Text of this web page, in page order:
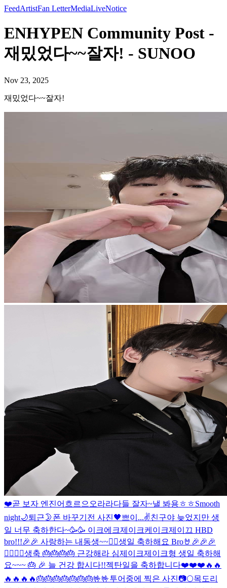
FeedArtistFan LetterMediaLiveNotice
ENHYPEN Community Post -
재밌었다~~잘자! - SUNOO
Nov 23, 2025
재밌었다~~잘자!
❤️곧 보자 엔진어흐르으오라라다들 잘자~낼 봐용ㅎㅎSmooth
night🌙퇴근🌛 폰 바꾸기전 사진🖤 쁘이...✌️친구야 늦었지만 생
일 너무 축하한다~🥳🥳 이크에크제이크케이크제이끄 HBD
bro!!!🎉🎉 사랑하는 내동생~~❤️‍🔥생일 축하해요 Bro🤘🎉🎉🎉
❤️‍🔥❤️‍🔥생축 🎂🎂🎂🎂 근강해라 심제이크제이크형 생일 축하해
요~~~ 🎂 🎉 늘 건강 합시다!!젝탄일을 축하합니다❤️❤️❤️🔥🔥
🔥🔥🔥🔥🎂🎂🎂🎂🎂🎂🎂🤟🤟투어중에 찍은 사진📷🌕목도리